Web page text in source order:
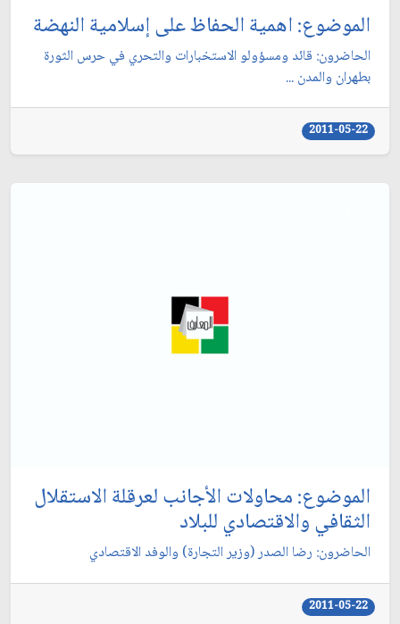
الموضوع: اهمية الحفاظ على إسلامية النهضة
الحاضرون: قائد ومسؤولو الاستخبارات والتحري في حرس الثورة
بطهران والمدن ...
2011-05-22
الموضوع: محاولات الأجانب لعرقلة الاستقلال
الثقافي والاقتصادي للبلاد
الحاضرون: رضا الصدر (وزير التجارة) والوفد الاقتصادي‏
2011-05-22